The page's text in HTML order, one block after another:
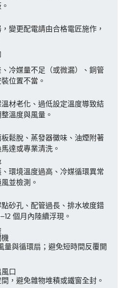
變更配電請由合格電匠施作，
冷媒量不足（或微漏）、銅管
位置不當。
材老化、過低設定溫度導致結
溫度與風量。
鬆脫、蒸發器黴味、油煙附著
達或專業清洗。
環境溫度過高、冷媒循環異常
並檢測。
砂孔、配管過長、排水坡度錯
個月內陸續浮現。
量與循環扇；避免短時間反覆開
口
，避免雜物堆積或鐵窗全封。